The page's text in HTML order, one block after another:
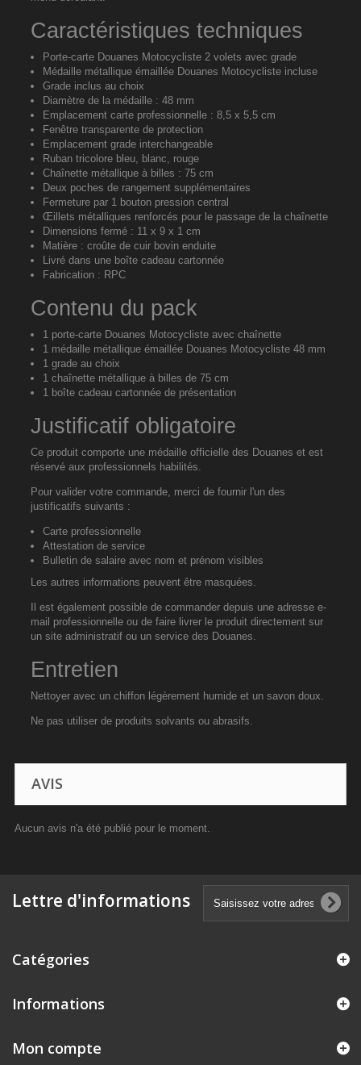
Caractéristiques techniques
Porte-carte Douanes Motocycliste 2 volets avec grade
Médaille métallique émaillée Douanes Motocycliste incluse
Grade inclus au choix
Diamètre de la médaille : 48 mm
Emplacement carte professionnelle : 8,5 x 5,5 cm
Fenêtre transparente de protection
Emplacement grade interchangeable
Ruban tricolore bleu, blanc, rouge
Chaînette métallique à billes : 75 cm
Deux poches de rangement supplémentaires
Fermeture par 1 bouton pression central
Œillets métalliques renforcés pour le passage de la chaînette
Dimensions fermé : 11 x 9 x 1 cm
Matière : croûte de cuir bovin enduite
Livré dans une boîte cadeau cartonnée
Fabrication : RPC
Contenu du pack
1 porte-carte Douanes Motocycliste avec chaînette
1 médaille métallique émaillée Douanes Motocycliste 48 mm
1 grade au choix
1 chaînette métallique à billes de 75 cm
1 boîte cadeau cartonnée de présentation
Justificatif obligatoire
Ce produit comporte une médaille officielle des Douanes et est
réservé aux professionnels habilités.
Pour valider votre commande, merci de fournir l'un des
justificatifs suivants :
Carte professionnelle
Attestation de service
Bulletin de salaire avec nom et prénom visibles
Les autres informations peuvent être masquées.
Il est également possible de commander depuis une adresse e-
mail professionnelle ou de faire livrer le produit directement sur
un site administratif ou un service des Douanes.
Entretien
Nettoyer avec un chiffon légèrement humide et un savon doux.
Ne pas utiliser de produits solvants ou abrasifs.
AVIS
Aucun avis n'a été publié pour le moment.
Lettre d'informations
Catégories
Informations
Mon compte